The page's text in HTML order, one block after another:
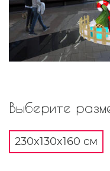
Выберите
230x130x160 см